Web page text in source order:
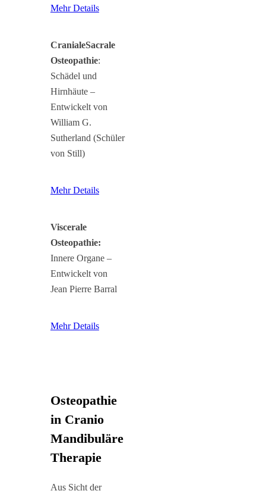
Mehr Details
CranialeSacrale
Osteopathie:
Schädel und
Hirnhäute –
Entwickelt von
William G.
Sutherland (Schüler
von Still)
Mehr Details
Viscerale
Osteopathie:
Innere Organe –
Entwickelt von
Jean Pierre Barral
Mehr Details
Osteopathie
in Cranio
Mandibuläre
Therapie
Aus Sicht der